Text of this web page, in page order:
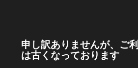
申し訳ありませんが、ご
は古くなっております